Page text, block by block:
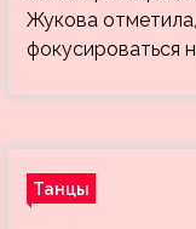
Жукова
фокусироваться
Танцы